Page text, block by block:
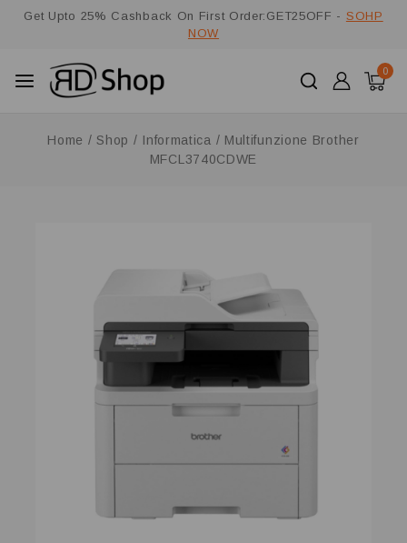
Get Upto 25% Cashback On First Order:GET25OFF - SOHP
NOW
0
Home / Shop / Informatica / Multifunzione Brother
MFCL3740CDWE